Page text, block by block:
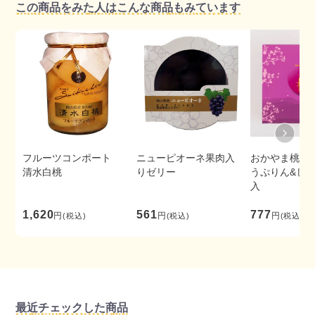
この商品をみた人はこんな商品もみています
フルーツコンポート
清水白桃
1,620円(税込)
ニューピオーネ果肉入
りゼリー
561円(税込)
おかやま桃
うぷりん&じ
入
777円(税込)
最近チェックした商品